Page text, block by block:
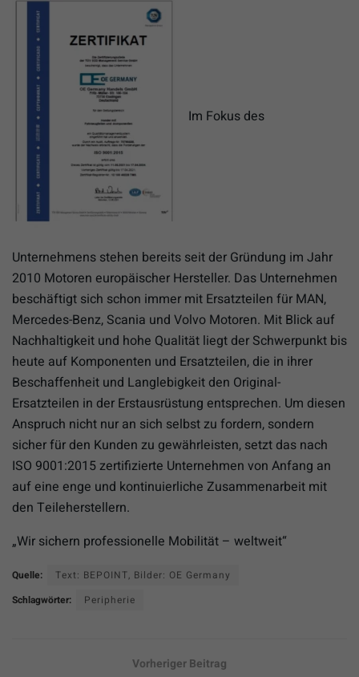
Im Fokus des
Unternehmens stehen bereits seit der Gründung im Jahr
2010 Motoren europäischer Hersteller. Das Unternehmen
beschäftigt sich schon immer mit Ersatzteilen für MAN,
Mercedes-Benz, Scania und Volvo Motoren. Mit Blick auf
Nachhaltigkeit und hohe Qualität liegt der Schwerpunkt bis
heute auf Komponenten und Ersatzteilen, die in ihrer
Beschaffenheit und Langlebigkeit den Original-
Ersatzteilen in der Erstausrüstung entsprechen. Um diesen
Anspruch nicht nur an sich selbst zu fordern, sondern
sicher für den Kunden zu gewährleisten, setzt das nach
ISO 9001:2015 zertifizierte Unternehmen von Anfang an
auf eine enge und kontinuierliche Zusammenarbeit mit
den Teileherstellern.
„Wir sichern professionelle Mobilität – weltweit“
Quelle:
Text: BEPOINT, Bilder: OE Germany
Schlagwörter:
Peripherie
Vorheriger Beitrag